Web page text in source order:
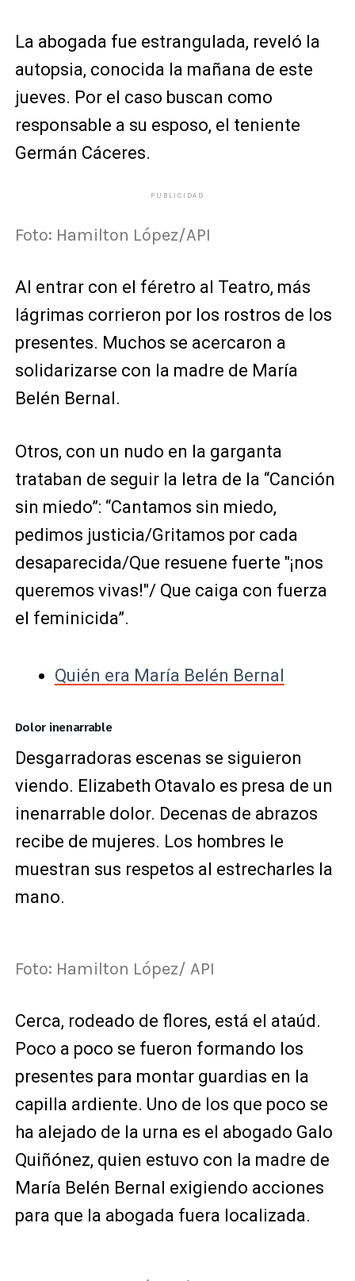
La abogada fue estrangulada, reveló la
autopsia, conocida la mañana de este
jueves. Por el caso buscan como
responsable a su esposo, el teniente
Germán Cáceres.
PUBLICIDAD
Foto: Hamilton López/API
Al entrar con el féretro al Teatro, más
lágrimas corrieron por los rostros de los
presentes. Muchos se acercaron a
solidarizarse con la madre de María
Belén Bernal.
Otros, con un nudo en la garganta
trataban de seguir la letra de la “Canción
sin miedo”: “Cantamos sin miedo,
pedimos justicia/Gritamos por cada
desaparecida/Que resuene fuerte "¡nos
queremos vivas!"/ Que caiga con fuerza
el feminicida”.
Quién era María Belén Bernal
Dolor inenarrable
Desgarradoras escenas se siguieron
viendo. Elizabeth Otavalo es presa de un
inenarrable dolor. Decenas de abrazos
recibe de mujeres. Los hombres le
muestran sus respetos al estrecharles la
mano.
Foto: Hamilton López/ API
Cerca, rodeado de flores, está el ataúd.
Poco a poco se fueron formando los
presentes para montar guardias en la
capilla ardiente. Uno de los que poco se
ha alejado de la urna es el abogado Galo
Quiñónez, quien estuvo con la madre de
María Belén Bernal exigiendo acciones
para que la abogada fuera localizada.